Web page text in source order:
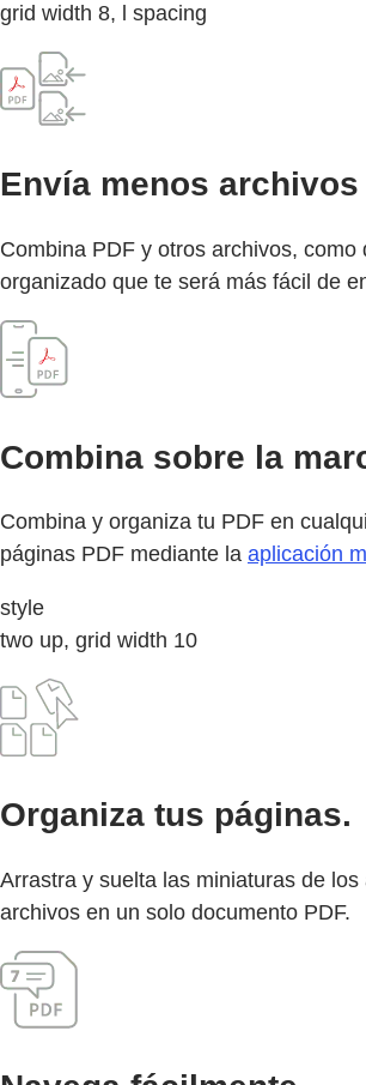
grid width 8, l spacing
Envía menos
Combina PDF y otros archivos,
organizado que te será más fácil de
Combina sobre la
Combina y organiza tu PDF en
páginas PDF mediante la aplicación
style
two up, grid width 10
Organiza tus páginas.
Arrastra y suelta las miniaturas de
archivos en un solo documento PDF.